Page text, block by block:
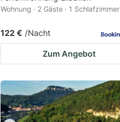
Wohnung · 2 Gäste · 1 Schlafzimmer
122 € /Nacht
Zum Angebot